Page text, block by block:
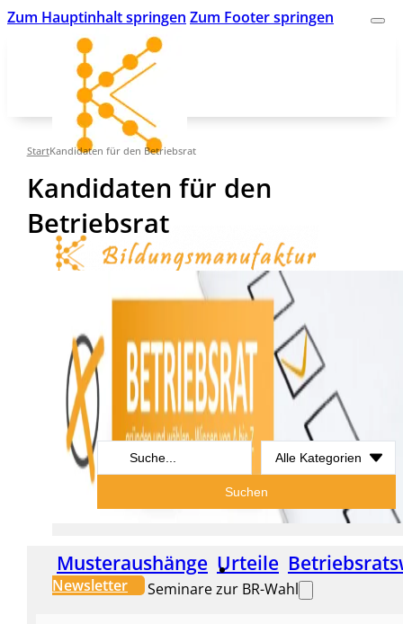
Zum Hauptinhalt springen Zum Footer springen
Suche
Search
Suchen
Musteraushänge Urteile
Newsletter
StartKandidaten für den Betriebsrat
Kandidaten für den
Betriebsrat
Seminare zur BR-Wahl